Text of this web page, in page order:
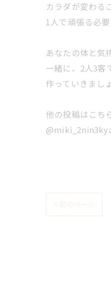
カラダが変わる
1人で頑張る必
あなたの体と気
一緒に、2人3客
作っていきまし
他の投稿はこち
< 前のページ